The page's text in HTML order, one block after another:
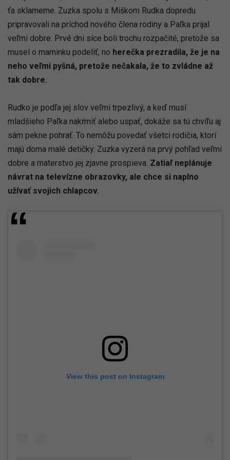
ťa sklameme. Zuzka spolu s Miškom Rudka dopredu
pripravovali na príchod nového člena rodiny a Paľka prijal
veľmi dobre. Prvé dni síce boli trochu rozpačité, pretože sa
musel o maminku podeliť, no herečka prezradila, že je na
neho veľmi pyšná, pretože nečakala, že to zvládne až
tak dobre.
Rudko je podľa jej slov veľmi trpezlivý, a keď musí
mladšieho Paľka nakŕmiť alebo uspať, dokáže sa tú chvíľu aj
sám pekne pohrať. To nemôžu povedať všetci rodičia, ktorí
majú doma malé detičky. Zuzka vyzerá na prvý pohľad veľmi
dobre a materstvo jej zjavne prospieva. Zatiaľ neplánuje
návrat na televízne obrazovky, ale chce si naplno
užívať svojich chlapcov.
View this post on Instagram